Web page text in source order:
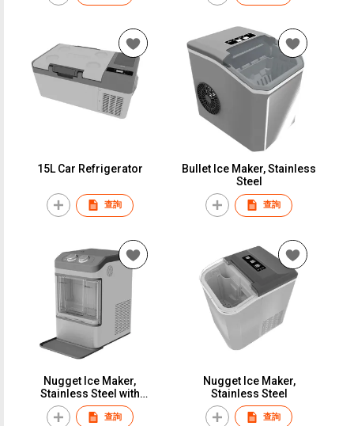
15L Car Refrigerator
查詢
Bullet Ice Maker, Stainless
Steel
查詢
Nugget Ice Maker,
Stainless Steel with
Bluetooth Speaker and LED
Lighting查詢
Nugget Ice Maker,
Stainless Steel
查詢